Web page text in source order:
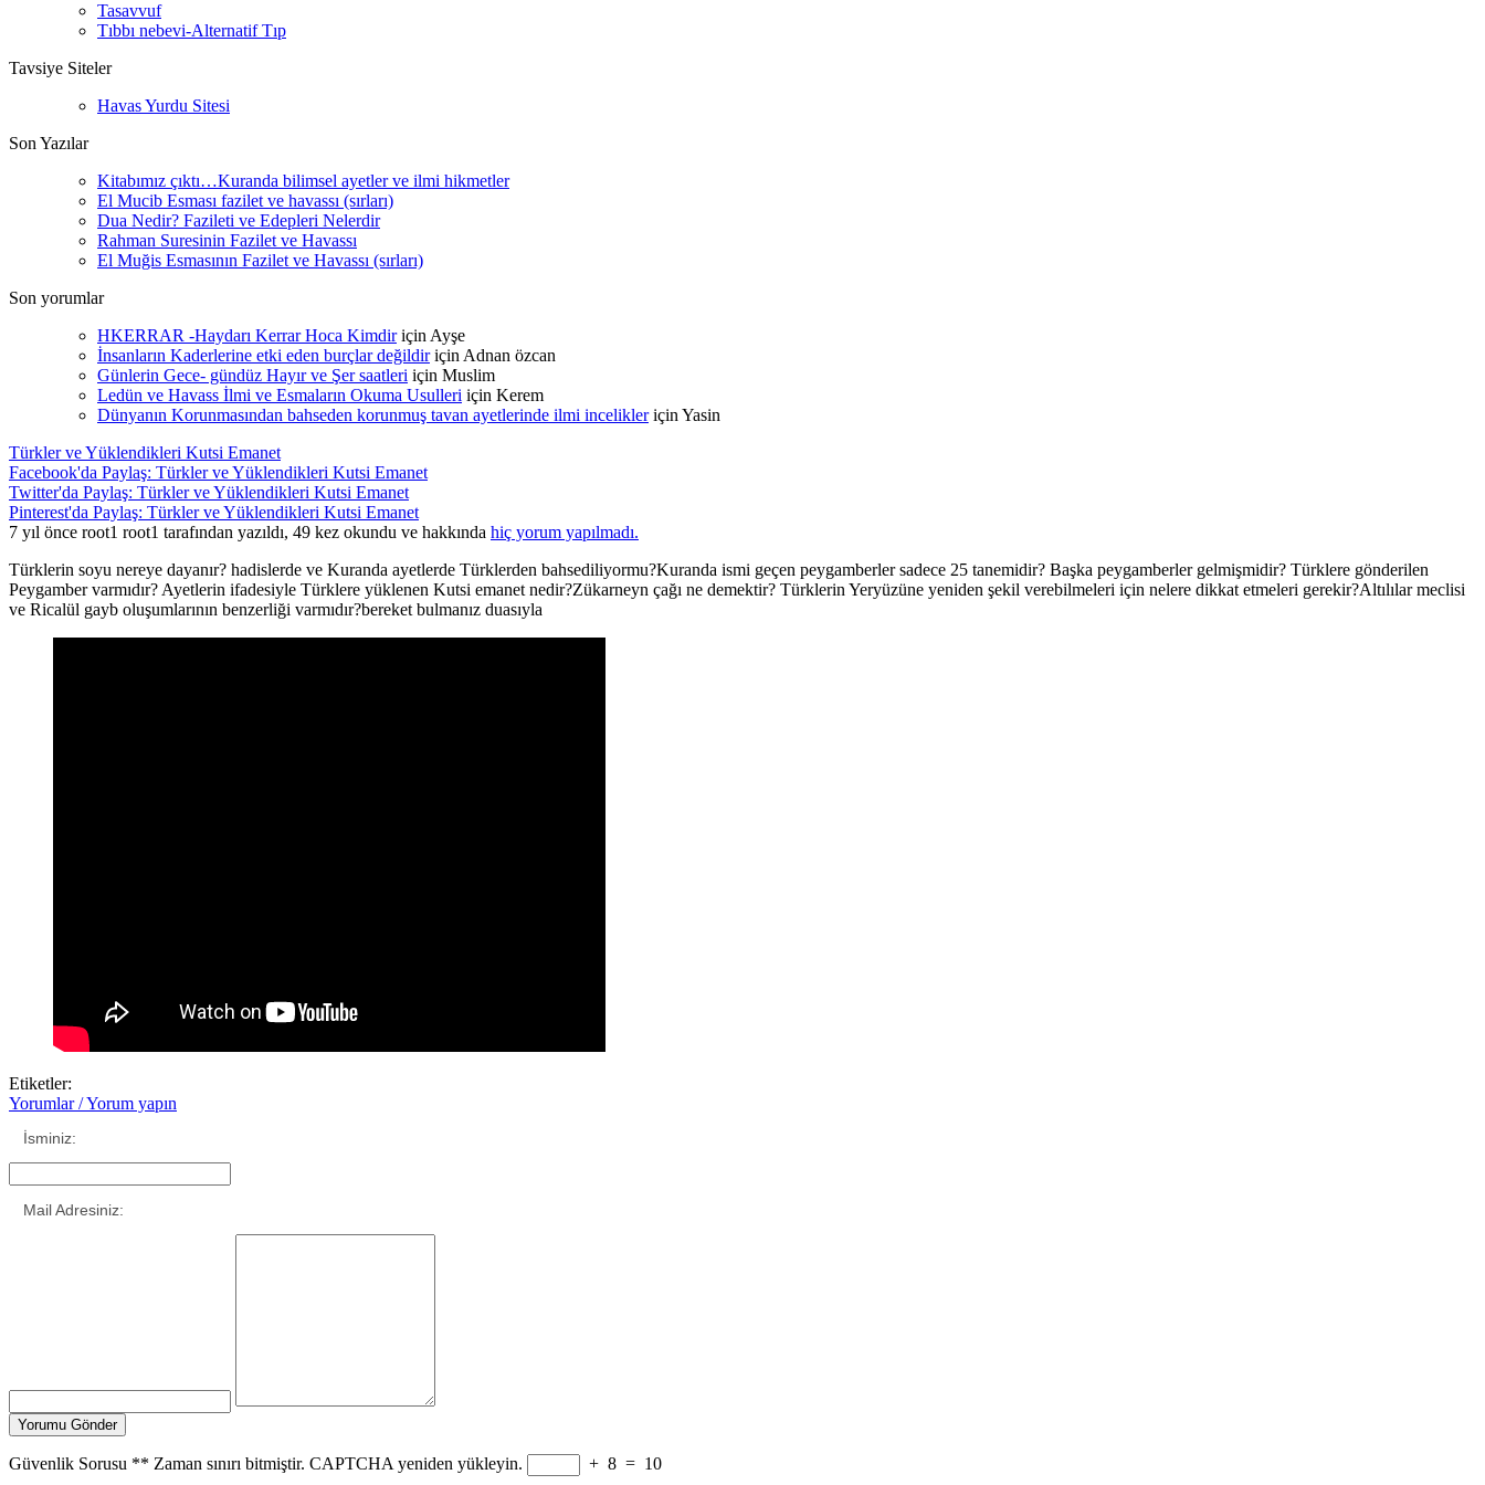
Tasavvuf
Tıbbı nebevi-Alternatif Tıp
Tavsiye Siteler
Havas Yurdu Sitesi
Son Yazılar
Kitabımız çıktı…Kuranda bilimsel ayetler ve ilmi hikmetler
El Mucib Esması fazilet ve havassı (sırları)
Dua Nedir? Fazileti ve Edepleri Nelerdir
Rahman Suresinin Fazilet ve Havassı
El Muğis Esmasının Fazilet ve Havassı (sırları)
Son yorumlar
HKERRAR -Haydarı Kerrar Hoca Kimdiriçin Ayşe
İnsanların Kaderlerine etki eden burçlar değildiriçin Adnan özcan
Günlerin Gece- gündüz Hayır ve Şer saatleri için Muslim
Ledün ve Havass İlmi ve Esmaların Okuma Usulleri için Kerem
Dünyanın Korunmasından bahseden korunmuş tavan ayetlerinde ilmi incelikleriçin Yasin
Türkler ve Yüklendikleri Kutsi Emanet
Facebook'da Paylaş: Türkler ve Yüklendikleri Kutsi Emanet
Twitter'da Paylaş: Türkler ve Yüklendikleri Kutsi Emanet
Pinterest'da Paylaş: Türkler ve Yüklendikleri Kutsi Emanet
7 yıl önce root1 root1 tarafından yazıldı, 49 kez okundu ve hakkında hiç yorum yapılmadı.
Türklerin soyu nereye dayanır? hadislerde ve Kuranda ayetlerde Türklerden bahsediliyormu?Kuranda ismi geçen peygamberler sadece 25 tanemidir? Başka peygamberler gelmişmidir? Türklere gönderilen
Peygamber varmıdır? Ayetlerin ifadesiyle Türklere yüklenen Kutsi emanet nedir?Zükarneyn çağı ne demektir? Türklerin Yeryüzüne yeniden şekil verebilmeleri için nelere dikkat etmeleri gerekir?Altılılar meclisi
ve Ricalül gayb oluşumlarının benzerliği varmıdır?bereket bulmanız duasıyla
Etiketler:
Yorumlar / Yorum yapın
İsminiz:
Mail Adresiniz:
Güvenlik Sorusu ** Zaman sınırı bitmiştir. CAPTCHA yeniden yükleyin. + 8 = 10